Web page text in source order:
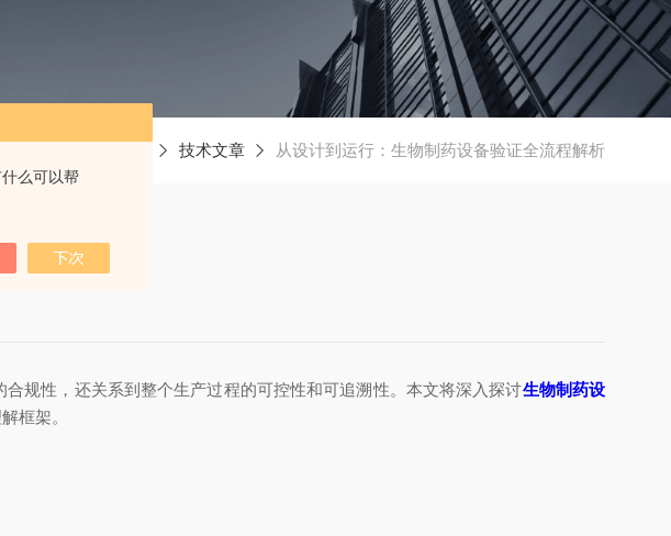
么可以帮
技术文章 从设计到运行：生物制药设备验证全流程解析
性，还关系到整个生产过程的可控性和可追溯性。本文将深入探讨生物制药设
框架。